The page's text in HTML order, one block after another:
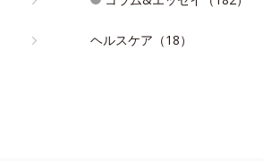
ヘルスケア（18）